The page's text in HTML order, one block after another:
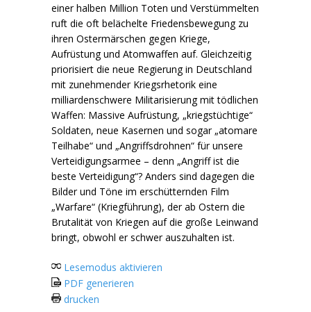
einer halben Million Toten und Verstümmelten
ruft die oft belächelte Friedensbewegung zu
ihren Ostermärschen gegen Kriege,
Aufrüstung und Atomwaffen auf. Gleichzeitig
priorisiert die neue Regierung in Deutschland
mit zunehmender Kriegsrhetorik eine
milliardenschwere Militarisierung mit tödlichen
Waffen: Massive Aufrüstung, „kriegstüchtige“
Soldaten, neue Kasernen und sogar „atomare
Teilhabe“ und „Angriffsdrohnen“ für unsere
Verteidigungsarmee – denn „Angriff ist die
beste Verteidigung“? Anders sind dagegen die
Bilder und Töne im erschütternden Film
„Warfare“ (Kriegführung), der ab Ostern die
Brutalität von Kriegen auf die große Leinwand
bringt, obwohl er schwer auszuhalten ist.
Lesemodus aktivieren
PDF generieren
drucken